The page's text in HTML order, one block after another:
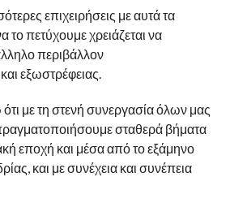
επιχειρήσεις με αυτά τα
το πετύχουμε χρειάζεται να
περιβάλλον
εξωστρέφειας.
με τη στενή συνεργασία όλων μας
σταθερά βήματα
εποχή και μέσα από το εξάμηνο
και με συνέχεια και συνέπεια